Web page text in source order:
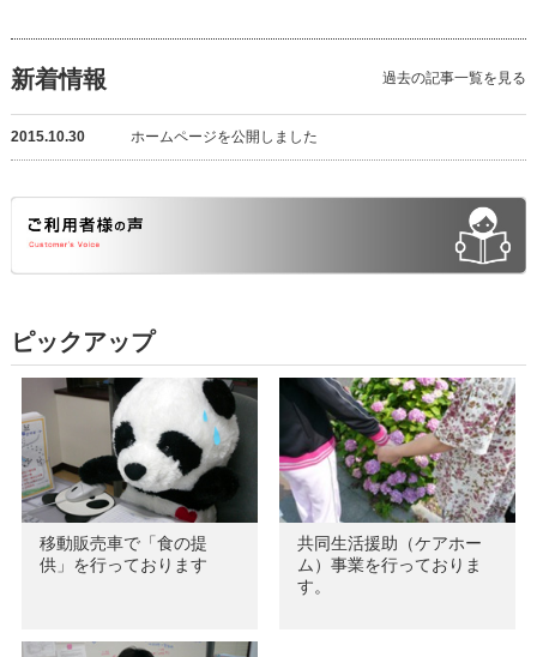
新着情報 過去の記事一覧を見る
2015.10.30 ホームページを公開しました
ピックアップ
移動販売車で「食の提
供」を行っております
共同生活援助（ケアホー
ム）事業を行っておりま
す。